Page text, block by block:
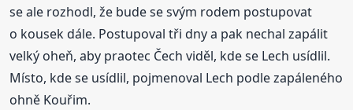
se ale rozhodl, že bude se svým rodem postupovat
o kousek dále. Postupoval tři dny a pak nechal zapálit
velký oheň, aby praotec Čech viděl, kde se Lech usídlil.
Místo, kde se usídlil, pojmenoval Lech podle zapáleného
ohně Kouřim.